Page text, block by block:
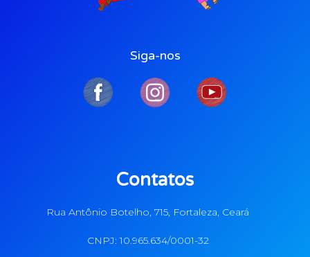
Siga-nos
Contatos
Rua Antônio Botelho, 715, Fortaleza, Ceará
CNPJ: 10.965.634/0001-32